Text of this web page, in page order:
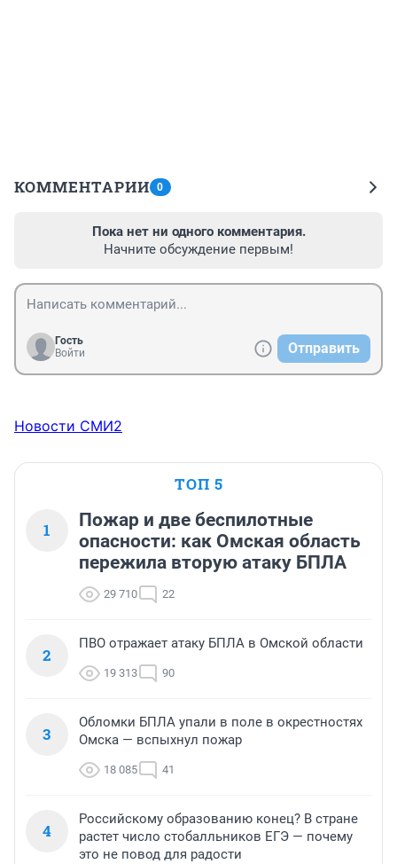
КОММЕНТАРИИ 0
Пока нет ни одного комментария.
Начните обсуждение первым!
Гость
Войти
Отправить
Новости СМИ2
ТОП 5
1
Пожар и две беспилотные
опасности: как Омская область
пережила вторую атаку БПЛА
29 710 22
2
ПВО отражает атаку БПЛА в Омской области
19 313 90
3
Обломки БПЛА упали в поле в окрестностях
Омска — вспыхнул пожар
18 085 41
4
Российскому образованию конец? В стране
растет число стобалльников ЕГЭ — почему
это не повод для радости